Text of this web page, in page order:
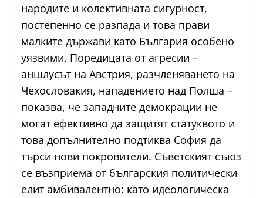
народите и колективната сигурност,
постепенно се разпада и това прави
малките държави като България особено
уязвими. Поредицата от агресии –
аншлусът на Австрия, разчленяването на
Чехословакия, нападението над Полша –
показва, че западните демокрации не
могат ефективно да защитят статуквото и
това допълнително подтиква София да
търси нови покровители. Съветският съюз
се възприема от българския политически
елит амбивалентно: като идеологическа